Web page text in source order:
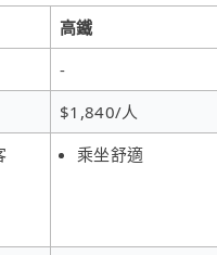
高鐵
-
$1,840/人
乘坐舒適